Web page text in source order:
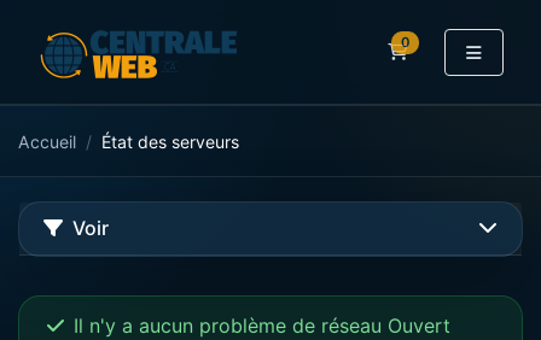
0Panier
Accueil État des serveurs
Voir
Il n'y a aucun problème de réseau Ouvert